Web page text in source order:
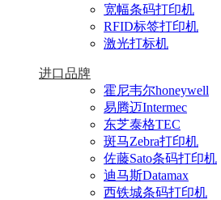
宽幅条码打印机
RFID标签打印机
激光打标机
进口品牌
霍尼韦尔honeywell
易腾迈Intermec
东芝泰格TEC
斑马Zebra打印机
佐藤Sato条码打印机
迪马斯Datamax
西铁城条码打印机